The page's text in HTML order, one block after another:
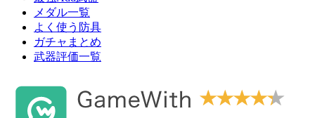
メダル一覧
よく使う防具
ガチャまとめ
武器評価一覧